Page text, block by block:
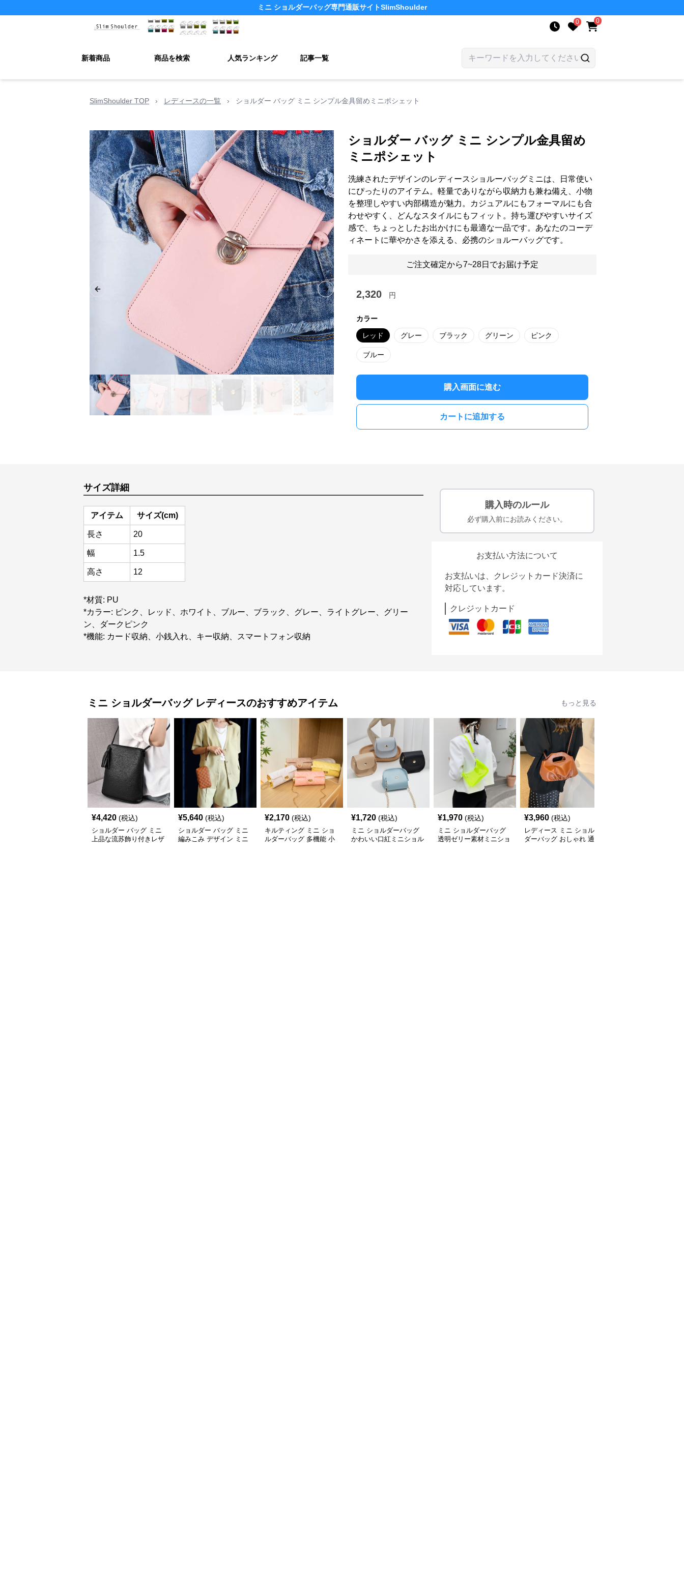
ミニ ショルダーバッグ専門通販サイトSlimShoulder
0 0
新着商品 商品を検索 人気ランキング 記事一覧
SlimShoulder TOP › レディースの一覧 › ショルダー バッグ ミニ シンプル金具留めミニポシェット
Previous slide Next slide
ショルダー バッグ ミニ シンプル金具留め
ミニポシェット
洗練されたデザインのレディースショルーバッグミニは、日常使い
にぴったりのアイテム。軽量でありながら収納力も兼ね備え、小物
を整理しやすい内部構造が魅力。カジュアルにもフォーマルにも合
わせやすく、どんなスタイルにもフィット。持ち運びやすいサイズ
感で、ちょっとしたお出かけにも最適な一品です。あなたのコーデ
ィネートに華やかさを添える、必携のショルーバッグです。
ご注文確定から7~28日でお届け予定
2,320 円
カラー
レッド グレー ブラック グリーン ピンク
ブルー
購入画面に進む
カートに追加する
サイズ詳細
アイテム サイズ(cm)
長さ 20
幅 1.5
高さ 12
*材質: PU
*カラー: ピンク、レッド、ホワイト、ブルー、ブラック、グレー、ライトグレー、グリー
ン、ダークピンク
*機能: カード収納、小銭入れ、キー収納、スマートフォン収納
購入時のルール
必ず購入前にお読みください。
お支払い方法について
お支払いは、クレジットカード決済に
対応しています。
クレジットカード
ミニ ショルダーバッグ レディースのおすすめアイテム もっと見る
¥4,420 (税込)
ショルダー バッグ ミニ
上品な流苏飾り付きレザ
¥5,640 (税込)
ショルダー バッグ ミニ
編みこみ デザイン ミニ
¥2,170 (税込)
キルティング ミニ ショ
ルダーバッグ 多機能 小
¥1,720 (税込)
ミニ ショルダーバッグ
かわいい口紅ミニショル
¥1,970 (税込)
ミニ ショルダーバッグ
透明ゼリー素材ミニショ
¥3,960 (税込)
レディース ミニ ショル
ダーバッグ おしゃれ 通